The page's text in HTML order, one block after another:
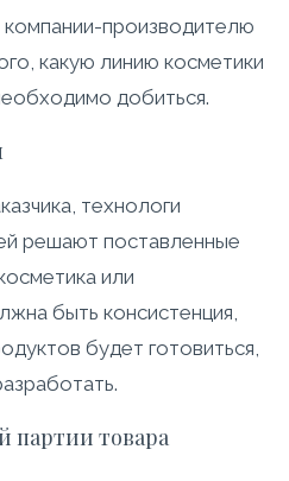
компании-производителю
какую линию косметики
добиться.
технологи
решают поставленные
или
быть консистенция,
будет готовиться,
партии товара